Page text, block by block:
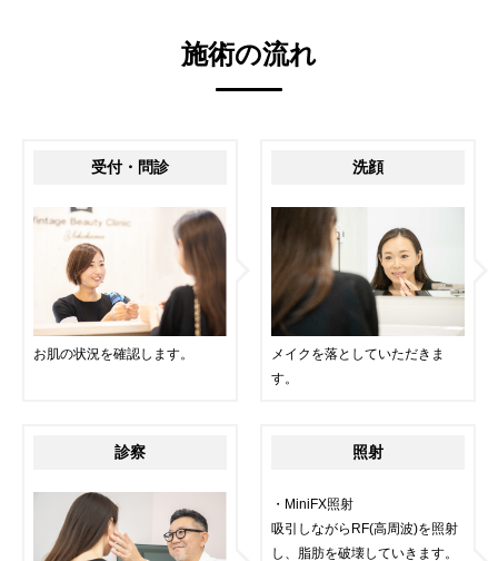
施術の流れ
受付・問診
お肌の状況を確認します。
洗顔
メイクを落としていただきま
す。
診察 照射
・MiniFX照射
吸引しながらRF(高周波)を照射
し、脂肪を破壊していきます。